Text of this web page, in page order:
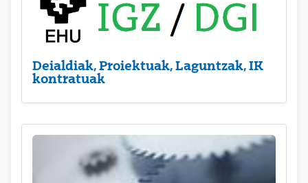
Deialdiak, Proiektuak, Laguntzak, IK
kontratuak